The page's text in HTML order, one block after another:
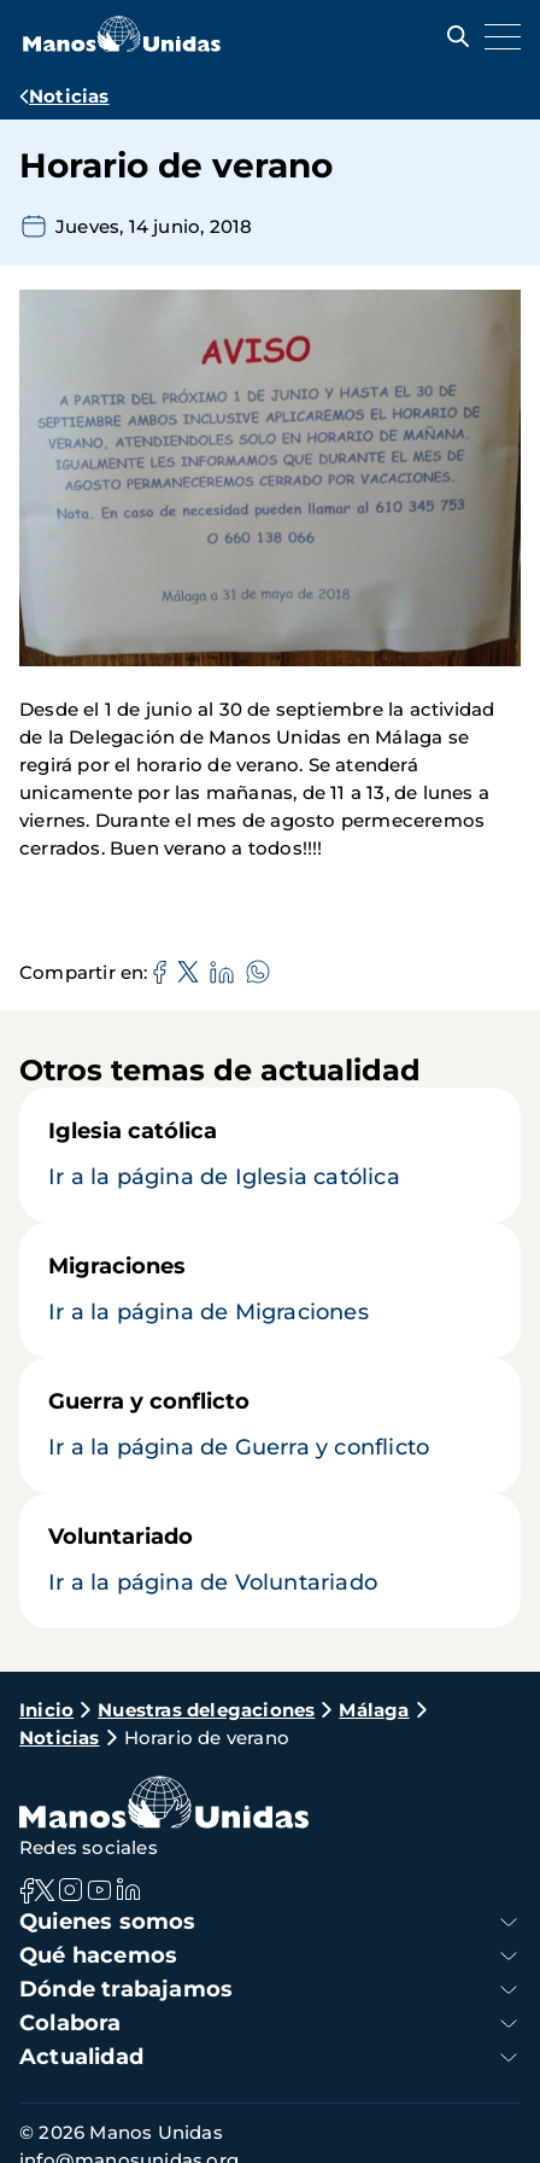
contenido
Ruta
navegación
Noticias
Horario de verano
Jueves, 14 junio, 2018
Desde el 1 de junio al 30 de septiembre la actividad
de la Delegación de Manos Unidas en Málaga se
regirá por el horario de verano. Se atenderá
unicamente por las mañanas, de 11 a 13, de lunes a
viernes. Durante el mes de agosto permeceremos
cerrados. Buen verano a todos!!!!
Compartir en
Otros temas de actualidad
Iglesia católica
Ir a la página de Iglesia católica
Migraciones
Ir a la página de Migraciones
Guerra y conflicto
Ir a la página de Guerra y conflicto
Voluntariado
Ir a la página de Voluntariado
Ruta
de
navegación
Inicio Nuestras delegaciones
Málaga
Noticias
Horario de verano
Navegación
principal
Quienes somos
Qué hacemos
Dónde trabajamos
Colabora
Actualidad
Redes sociales
Información
de
© 2026 Manos Unidas